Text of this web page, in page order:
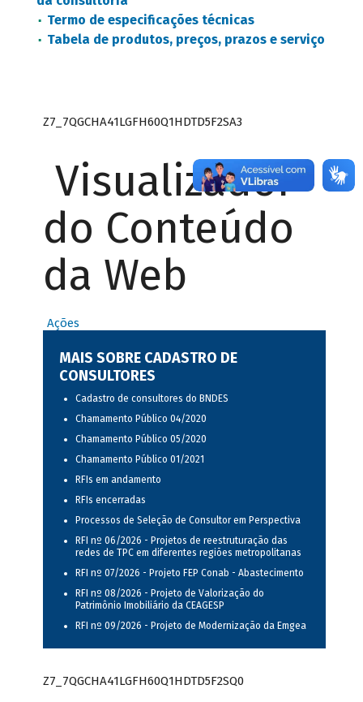
Termo de especificações técnicas
Tabela de produtos, preços, prazos e serviço
Z7_7QGCHA41LGFH60Q1HDTD5F2SA3
Visualizador
do Conteúdo
da Web
Ações
MAIS SOBRE CADASTRO DE
CONSULTORES
Cadastro de consultores do BNDES
Chamamento Público 04/2020
Chamamento Público 05/2020
Chamamento Público 01/2021
RFIs em andamento
RFIs encerradas
Processos de Seleção de Consultor em Perspectiva
RFI nº 06/2026 - Projetos de reestruturação das
redes de TPC em diferentes regiões metropolitanas
RFI nº 07/2026 - Projeto FEP Conab - Abastecimento
RFI nº 08/2026 - Projeto de Valorização do
Patrimônio Imobiliário da CEAGESP
RFI nº 09/2026 - Projeto de Modernização da Emgea
Z7_7QGCHA41LGFH60Q1HDTD5F2SQ0